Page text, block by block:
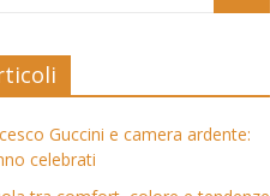
Guccini e camera ardente:
celebrati